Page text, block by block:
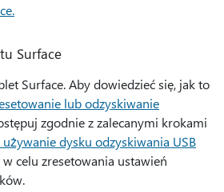
Surface
Surface. Aby dowiedzieć się, jak to
lub odzyskiwanie
zgodnie z zalecanymi krokami
dysku odzyskiwania USB
w celu zresetowania ustawień